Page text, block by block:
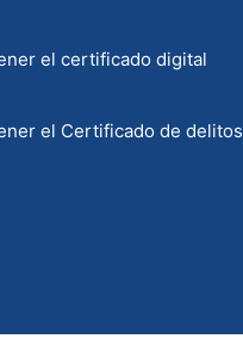
el certificado digital
el Certificado de